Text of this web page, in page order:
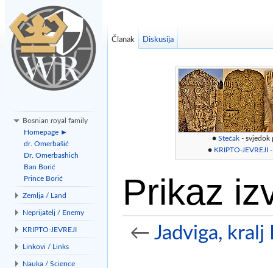
●Stećak - svjedok
● KRIPTO-JEVREJI
Prikaz
← Jadviga, kralj
Članak Diskusija
Bosnian royal family
Homepage ►
dr. Omerbašić
Dr. Omerbashich
Ban Borić
Prince Borić
Zemlja / Land
Neprijatelj / Enemy
KRIPTO-JEVREJI
Linkovi / Links
Nauka / Science